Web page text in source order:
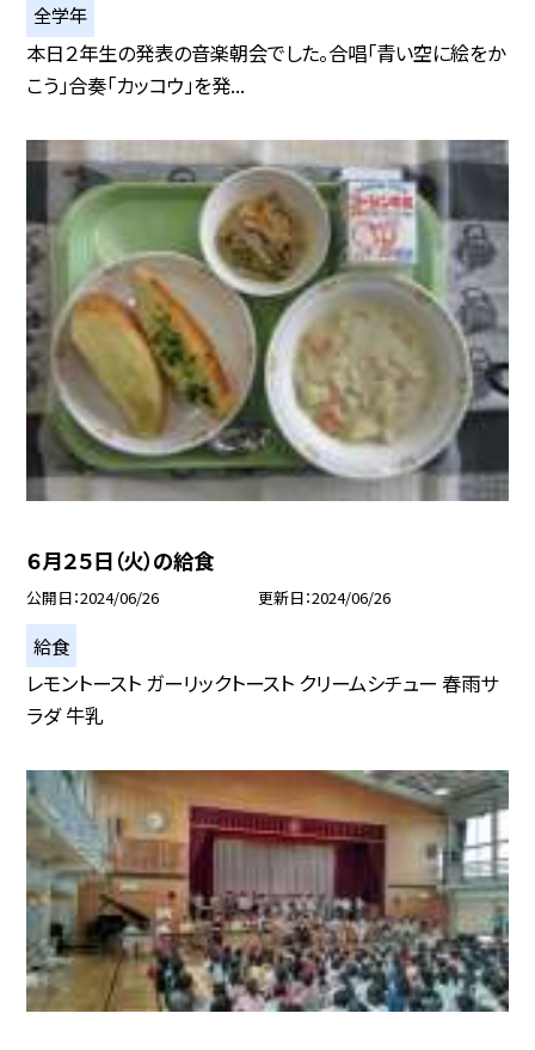
全学年
本日２年生の発表の音楽朝会でした。合唱「青い空に絵をか
こう」合奏「カッコウ」を発...
６月２５日（火）の給食
公開日 2024/06/26 更新日 2024/06/26
給食
レモントースト ガーリックトースト クリームシチュー 春雨サ
ラダ 牛乳